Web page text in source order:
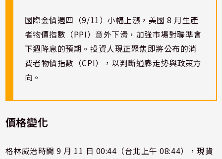
國際金價週四（9/11）小幅上漲，美國 8 月生產
者物價指數（PPI）意外下滑，加強市場對聯準會
下週降息的預期。投資人現正聚焦即將公布的消
費者物價指數（CPI），以判斷通膨走勢與政策方
向。
價格變化
格林威治時間 9 月 11 日 00:44（台北上午 08:44），現貨